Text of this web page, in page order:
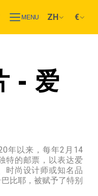
MENU ZH €
- 爱
年以来，每年2月14
特的邮票，以表达爱
时尚设计师或知名品
比耶，被赋予了特别